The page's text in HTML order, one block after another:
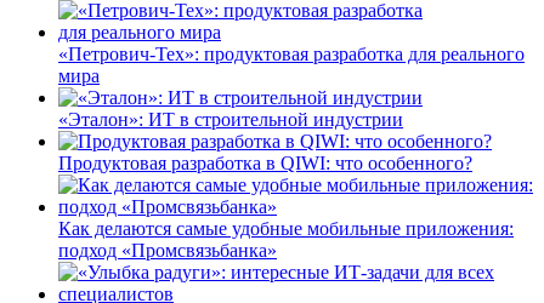
«Петрович-Тех»: продуктовая разработка для реального
мира
«Эталон»: ИТ в строительной индустрии
Продуктовая разработка в QIWI: что особенного?
Как делаются самые удобные мобильные приложения:
подход «Промсвязьбанка»